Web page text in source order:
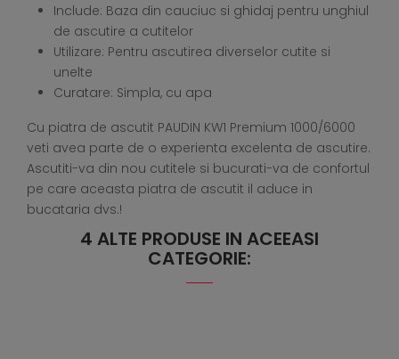
Include: Baza din cauciuc si ghidaj pentru unghiul
de ascutire a cutitelor
Utilizare: Pentru ascutirea diverselor cutite si
unelte
Curatare: Simpla, cu apa
Cu piatra de ascutit PAUDIN KW1 Premium 1000/6000
veti avea parte de o experienta excelenta de ascutire.
Ascutiti-va din nou cutitele si bucurati-va de confortul
pe care aceasta piatra de ascutit il aduce in
bucataria dvs.!
4 ALTE PRODUSE IN ACEEASI
CATEGORIE: